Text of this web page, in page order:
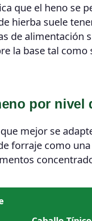
que el heno se
hierba suele
de
la base tal
por nivel
mejor se
forraje como